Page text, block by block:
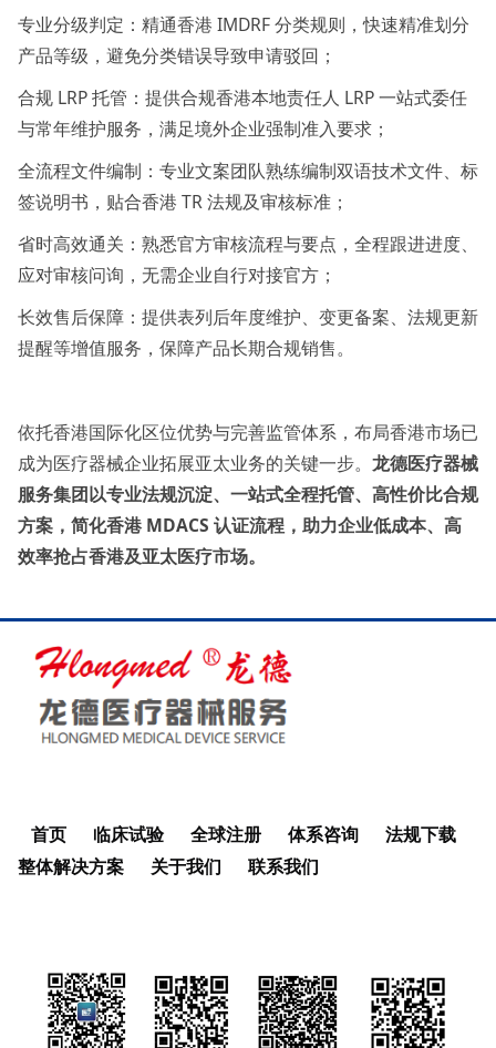
专业分级判定：精通香港 IMDRF 分类规则，快速精准划分
产品等级，避免分类错误导致申请驳回；
合规 LRP 托管：提供合规香港本地责任人 LRP 一站式委任
与常年维护服务，满足境外企业强制准入要求；
全流程文件编制：专业文案团队熟练编制双语技术文件、标
签说明书，贴合香港 TR 法规及审核标准；
省时高效通关：熟悉官方审核流程与要点，全程跟进进度、
应对审核问询，无需企业自行对接官方；
长效售后保障：提供表列后年度维护、变更备案、法规更新
提醒等增值服务，保障产品长期合规销售。
依托香港国际化区位优势与完善监管体系，布局香港市场已
成为医疗器械企业拓展亚太业务的关键一步。 龙德医疗器械
服务集团以专业法规沉淀、一站式全程托管、高性价比合规
方案，简化香港 MDACS 认证流程，助力企业低成本、高
效率抢占香港及亚太医疗市场。
首页 临床试验 全球注册 体系咨询
法规下载
整体解决方案
关于我们 联系我们